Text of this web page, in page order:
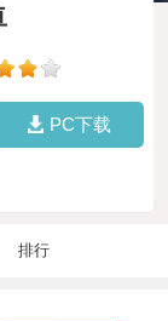
PC下载
排行